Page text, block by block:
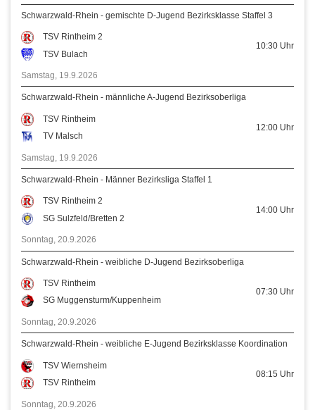
Schwarzwald-Rhein - gemischte D-Jugend Bezirksklasse Staffel 3
TSV Rintheim 2
TSV Bulach
10:30 Uhr
Samstag, 19.9.2026
Schwarzwald-Rhein - männliche A-Jugend Bezirksoberliga
TSV Rintheim
TV Malsch
12:00 Uhr
Samstag, 19.9.2026
Schwarzwald-Rhein - Männer Bezirksliga Staffel 1
TSV Rintheim 2
SG Sulzfeld/Bretten 2
14:00 Uhr
Sonntag, 20.9.2026
Schwarzwald-Rhein - weibliche D-Jugend Bezirksoberliga
TSV Rintheim
SG Muggensturm/Kuppenheim
07:30 Uhr
Sonntag, 20.9.2026
Schwarzwald-Rhein - weibliche E-Jugend Bezirksklasse Koordination
TSV Wiernsheim
TSV Rintheim
08:15 Uhr
Sonntag, 20.9.2026